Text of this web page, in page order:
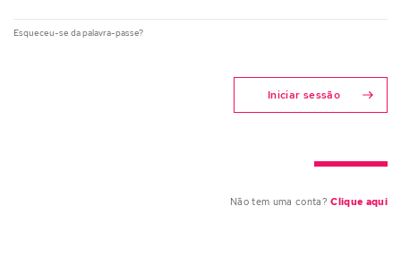
Esqueceu-se da palavra-passe?
Iniciar sessão
Não tem uma conta?Clique aqui